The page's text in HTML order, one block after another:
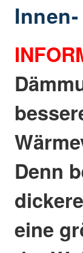
Denn
eine